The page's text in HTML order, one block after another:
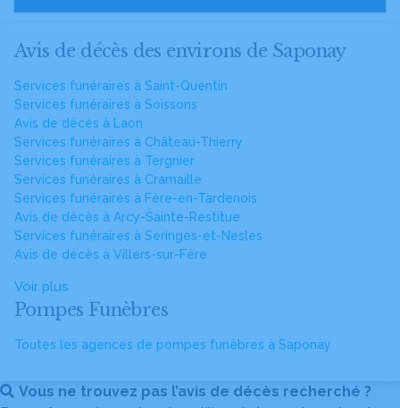
Avis de décès des environs de Saponay
Services funéraires à Saint-Quentin
Services funéraires à Soissons
Avis de décès à Laon
Services funéraires à Château-Thierry
Services funéraires à Tergnier
Services funéraires à Cramaille
Services funéraires à Fère-en-Tardenois
Avis de décès à Arcy-Sainte-Restitue
Services funéraires à Seringes-et-Nesles
Avis de décès à Villers-sur-Fère
Voir plus
Pompes Funèbres
Toutes les agences de pompes funèbres à Saponay
Vous ne trouvez pas l’avis de décès recherché ?